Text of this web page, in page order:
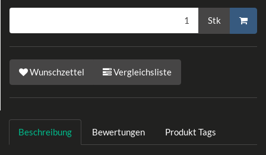
Stk
Wunschzettel Vergleichsliste
Beschreibung Bewertungen Produkt Tags